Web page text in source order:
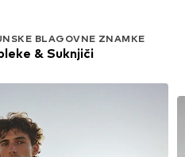
BLAGOVNE ZNAMKE
& Suknjiči